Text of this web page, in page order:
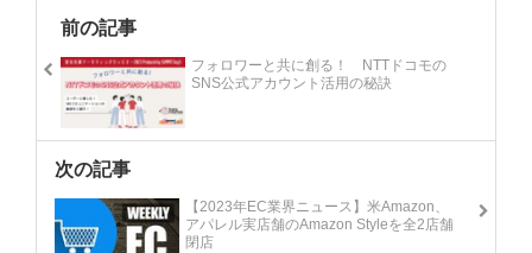
前の記事
フォロワーと共に創る！ NTTドコモの
SNS公式アカウント活用の秘訣
次の記事
【2023年EC業界ニュース】米Amazon、
アパレル実店舗のAmazon Styleを全2店舗
閉店